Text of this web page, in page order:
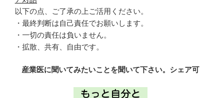
以下の点、ご了承の上ご活用ください。
・最終判断は自己責任でお願いします。
・一切の責任は負いません。
・拡散、共有、自由です。
産業医に聞いてみたいことを聞いて下さい。シェア可